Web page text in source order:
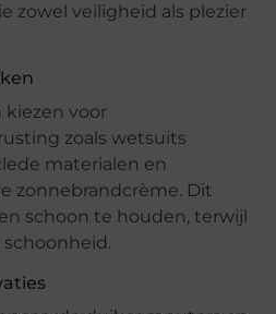
zowel veiligheid als plezier
kiezen voor
zoals wetsuits
materialen en
zonnebrandcrème. Dit
schoon te houden, terwijl